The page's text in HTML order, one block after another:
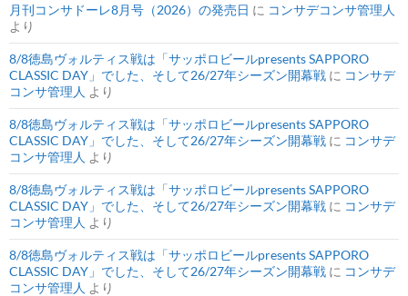
月刊コンサドーレ8月号（2026）の発売日 に コンサデコンサ管理人
より
8/8徳島ヴォルティス戦は「サッポロビールpresents SAPPORO
CLASSIC DAY」でした、そして26/27年シーズン開幕戦 に コンサデ
コンサ管理人 より
8/8徳島ヴォルティス戦は「サッポロビールpresents SAPPORO
CLASSIC DAY」でした、そして26/27年シーズン開幕戦 に コンサデ
コンサ管理人 より
8/8徳島ヴォルティス戦は「サッポロビールpresents SAPPORO
CLASSIC DAY」でした、そして26/27年シーズン開幕戦 に コンサデ
コンサ管理人 より
8/8徳島ヴォルティス戦は「サッポロビールpresents SAPPORO
CLASSIC DAY」でした、そして26/27年シーズン開幕戦 に コンサデ
コンサ管理人 より